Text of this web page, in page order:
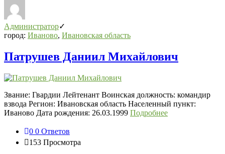
Администратор
город: Иваново, Ивановская область
Патрушев Даниил Михайлович
Звание: Гвардии Лейтенант Воинская должность: командир
взвода Регион: Ивановская область Населенный пункт:
Иваново Дата рождения: 26.03.1999 Подробнее
0 0 Ответов
153 Просмотра